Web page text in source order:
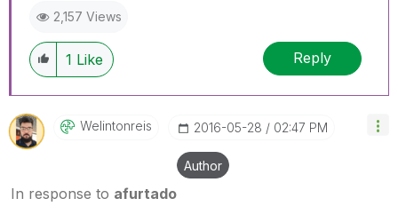
2,157 Views
1 Like Reply
Welintonreis ‎2016-05-28 02:47 PM
Author
In response to afurtado